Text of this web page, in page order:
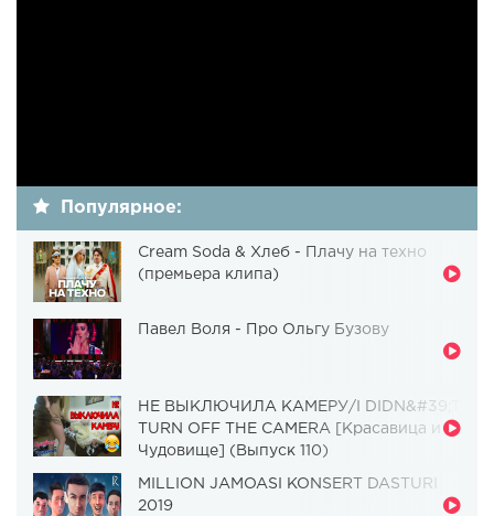
Популярное:
Cream Soda & Хлеб - Плачу на техно
(премьера клипа)
Павел Воля - Про Ольгу Бузову
НЕ ВЫКЛЮЧИЛА КАМЕРУ/I DIDN&#39;T
TURN OFF THE CAMERA [Красавица и
Чудовище] (Выпуск 110)
MILLION JAMOASI KONSERT DASTURI
2019